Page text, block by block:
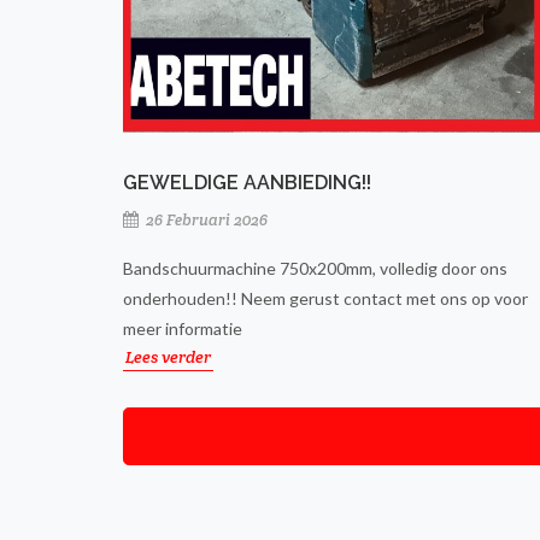
GEWELDIGE AANBIEDING!!
26 Februari 2026
Bandschuurmachine 750x200mm, volledig door ons
onderhouden!! Neem gerust contact met ons op voor
meer informatie
Lees verder